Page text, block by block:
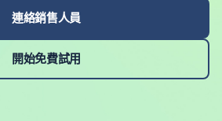
連絡銷售人員
開始免費試用